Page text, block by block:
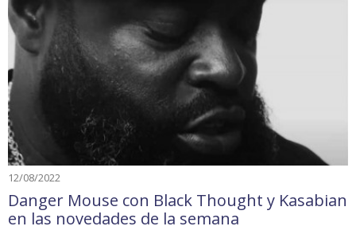
12/08/2022
Danger Mouse con Black Thought y Kasabian
en las novedades de la semana